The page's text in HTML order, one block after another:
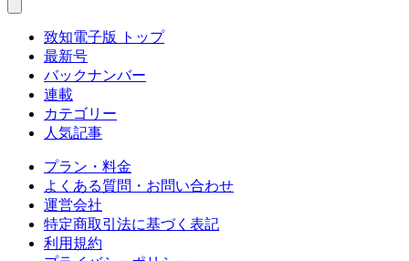
致知電子版 トップ
最新号
バックナンバー
連載
カテゴリー
人気記事
プラン・料金
よくある質問・お問い合わせ
運営会社
特定商取引法に基づく表記
利用規約